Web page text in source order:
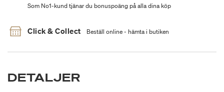
Som No1-kund tjänar du bonuspoäng på alla dina köp
Click & Collect Beställ online - hämta i butiken
DETALJER